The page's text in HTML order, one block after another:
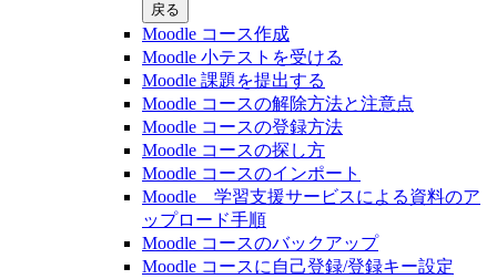
戻る
Moodle コース作成
Moodle 小テストを受ける
Moodle 課題を提出する
Moodle コースの解除方法と注意点
Moodle コースの登録⽅法
Moodle コースの探し⽅
Moodle コースのインポート
Moodle 学習支援サービスによる資料のア
ップロード手順
Moodle コースのバックアップ
Moodle コースに自己登録/登録キー設定